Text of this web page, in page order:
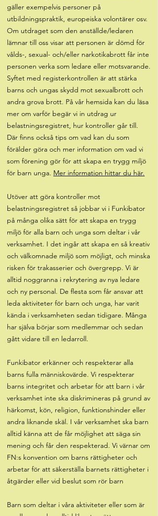
gäller exempelvis personer på
utbildningspraktik, europeiska volontärer osv.
Om utdraget som den anställde/ledaren
lämnar till oss visar att personen är dömd för
vålds-, sexual- och/eller narkotikabrott får inte
personen verka som ledare eller motsvarande.
Syftet med registerkontrollen är att stärka
barns och ungas skydd mot sexualbrott och
andra grova brott. På vår hemsida kan du läsa
mer om varför begär vi in utdrag ur
belastningsregistret, hur kontroller går till.
Där finns också tips om vad kan du som
förälder göra och mer information om vad vi
som förening gör för att skapa en trygg miljö
för barn unga. Mer information hittar du här.
Utöver att göra kontroller mot
belastningsregistret så jobbar vi i Funkibator
på många olika sätt för att skapa en trygg
miljö för alla barn och unga som deltar i vår
verksamhet. I det ingår att skapa en så kreativ
och välkomnade miljö som möjligt, och minska
risken för trakasserier och övergrepp. Vi är
alltid noggranna i rekrytering av nya ledare
och ny personal. De flesta som får ansvar att
leda aktiviteter för barn och unga, har varit
kända i verksamheten sedan tidigare. Många
har själva börjar som medlemmar och sedan
gått vidare till en ledarroll.
Funkibator erkänner och respekterar alla
barns fulla människovärde. Vi respekterar
barns integritet och arbetar för att barn i vår
verksamhet inte ska diskrimineras på grund av
härkomst, kön, religion, funktionshinder eller
andra liknande skäl. I vår verksamhet ska barn
alltid känna att de får möjlighet att säga sin
mening och får den respekterad. Vi värnar om
FN:s konvention om barns rättigheter och
arbetar för att säkerställa barnets rättigheter i
åtgärder eller vid beslut som rör barn
Barn som deltar i våra aktiviteter eller som är